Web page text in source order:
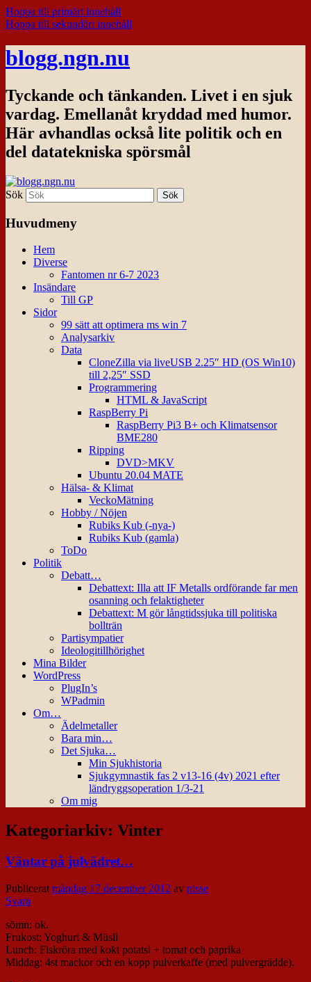
Hoppa till primärt innehåll
Hoppa till sekundärt innehåll
blogg.ngn.nu
Tyckande och tänkanden. Livet i en sjuk
vardag. Emellanåt kryddad med humor.
Här avhandlas också lite politik och en
del datatekniska spörsmål
Sök
Huvudmeny
Hem
Diverse
Fantomen nr 6-7 2023
Insändare
Till GP
Sidor
99 sätt att optimera ms win 7
Analysarkiv
Data
CloneZilla via liveUSB 2.25″ HD (OS Win10)
till 2,25″ SSD
Programmering
HTML & JavaScript
RaspBerry Pi
RaspBerry Pi3 B+ och Klimatsensor
BME280
Ripping
DVD>MKV
Ubuntu 20.04 MATE
Hälsa- & Klimat
VeckoMätning
Hobby / Nöjen
Rubiks Kub (-nya-)
Rubiks Kub (gamla)
ToDo
Politik
Debatt…
Debattext: Illa att IF Metalls ordförande far men
osanning och felaktigheter
Debattext: M gör långtidssjuka till politiska
bollträn
Partisympatier
Ideologitillhörighet
Mina Bilder
WordPress
PlugIn’s
WPadmin
Om…
Ädelmetaller
Bara min…
Det Sjuka…
Min Sjukhistoria
Sjukgymnastik fas 2 v13-16 (4v) 2021 efter
ländryggsoperation 1/3-21
Om mig
Kategoriarkiv: Vinter
Väntar på julvädret…
Publicerat måndag 17 december 2012 av nisse
Svara
sömn: ok.
Frukost: Yoghurt & Müsli
Lunch: Fiskröra med kokt potatsi + tomat och paprika
Middag: 4st mackor och en kopp pulverkaffe (med pulvergrädde).